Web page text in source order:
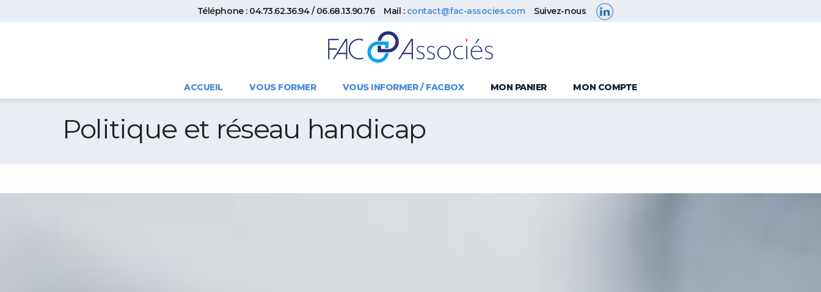
Téléphone : 04.73.62.36.94 / 06.68.13.90.76 Mail : contact@fac-associes.com Suivez-nous
ACCUEIL VOUS FORMER VOUS INFORMER / FACBOX MON PANIER MON COMPTE
Politique et réseau handicap